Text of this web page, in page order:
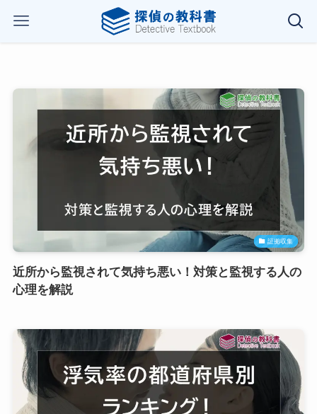
証拠収集
近所から監視されて気持ち悪い！対策と監視する人の
心理を解説